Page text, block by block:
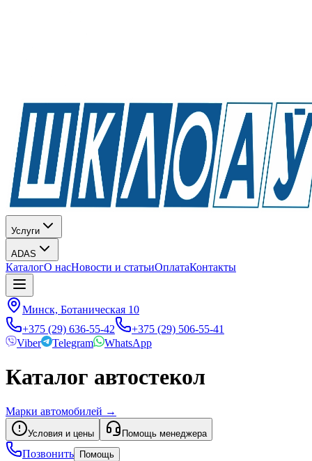
Услуги
ADAS
КаталогО насНовости и статьиОплатаКонтакты
Минск, Ботаническая 10
+375 (29) 636-55-42
+375 (29) 506-55-41
Viber
Telegram WhatsApp
Каталог автостекол
Марки автомобилей →
Условия и цены Помощь менеджера
Позвонить Помощь